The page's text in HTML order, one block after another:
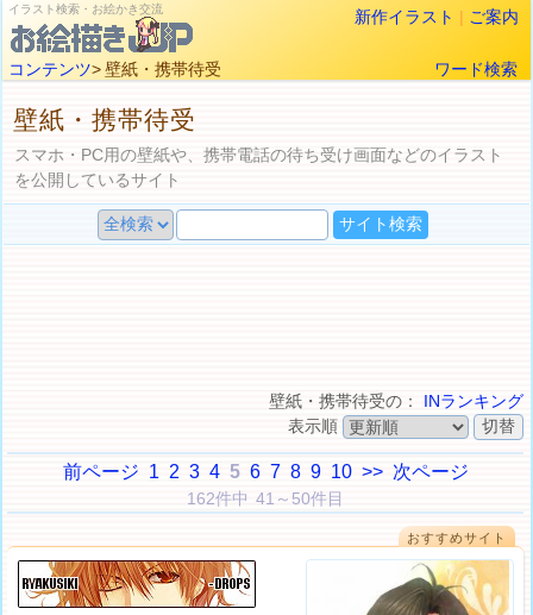
イラスト検索・お絵かき交流 新作イラスト | ご案内
コンテンツ> 壁紙・携帯待受 ワード検索
壁紙・携帯待受
スマホ・PC用の壁紙や、携帯電話の待ち受け画面などのイラスト
を公開しているサイト
壁紙・携帯待受の： INランキング
表示順
前ページ 1 2 3 4 5 6 7 8 9 10 >> 次ページ
162件中 41～50件目
おすすめサイト